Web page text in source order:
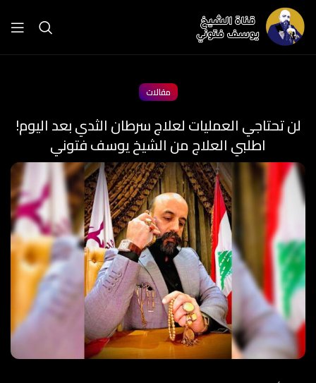
مقالات
لن تحتاجي العمليات لعلاج سرطان الثدي بعد اليوم!
اطلبي العلاج من الشيخ يوسف فتوني